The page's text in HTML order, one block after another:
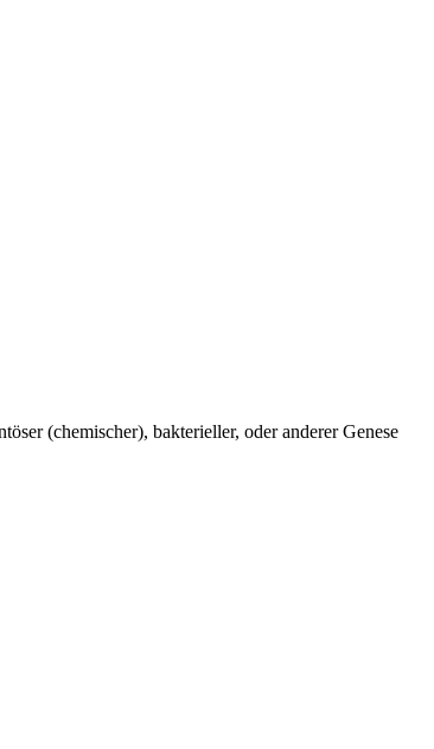
(chemischer), bakterieller, oder anderer Genese